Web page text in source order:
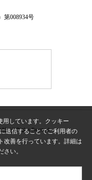
第008934号
All Rights Reserved.
用しています。クッキー
に送信することでご利用者の
改善を行っています。詳細は
さい。